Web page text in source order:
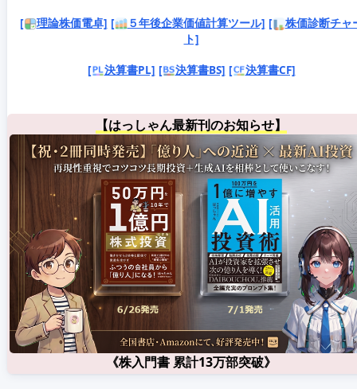
[ 理論株価電卓] [ ５年後企業価値計算ツール] [
株価診断チャ
ト]
[ 決算書PL] [ 決算書BS] [ 決算書CF]
【はっしゃん最新刊のお知らせ】
《株入門書 累計13万部突破》